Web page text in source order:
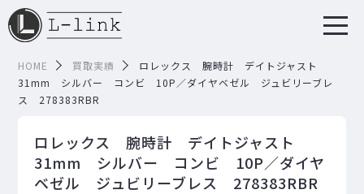
HOME 買取実績
ロレックス 腕時計 デイトジャスト
31mm シルバー コンビ 10P／ダイヤベゼル ジュビリーブレ
ス 278383RBR
ロレックス 腕時計 デイトジャスト
31mm シルバー コンビ 10P／ダイヤ
ベゼル ジュビリーブレス 278383RBR